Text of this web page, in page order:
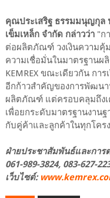
คุณประเสริฐ ธรรมมนุญกุล
เข็มเหล็ก จำกัด กล่าวว่า "ก
ต่อผลิตภัณฑ์ วงเงินความคุ้
ความเชื่อมั่นในมาตรฐาน
KEMREX ขณะเดียวกัน กา
อีกก้าวสำคัญของการพัฒน
ผลิตภัณฑ์ แต่ครอบคลุมถึงเ
เพื่อยกระดับมาตรฐานงาน
กับคู่ค้าและลูกค้าในทุกโคร
ฝ่ายประชาสัมพันธ์และการ
061-989-3824, 083-627-
เว็บไซต์: